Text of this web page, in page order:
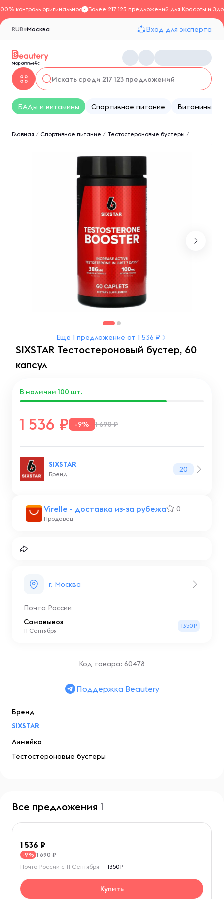
контроль оригинальностиБолее 217 123 предложений для Красоты и
Москва
RUB Вход для эксперта
БАДы и витамины Спортивное питание Витамины
Главная / Спортивное питание / Тестостероновые бустеры /
Ещё 1 предложение от 1 536 ₽
SIXSTAR Тестостероновый бустер, 60
капсул
Virelle - доставка из-за рубежа 0
Продавец
1 536 -9% 1 690 ₽
В наличии 100 шт.
SIXSTAR
Бренд
20
г. Москва
Почта России
Самовывоз
11 Сентября
1350₽
Код товара: 60478
Поддержка Beautery
Бренд
SIXSTAR
Линейка
Тестостероновые бустеры
Все предложения 1
1 536
-9% 1 690 ₽
Почта России с 11 Сентября — 1350₽
Купить